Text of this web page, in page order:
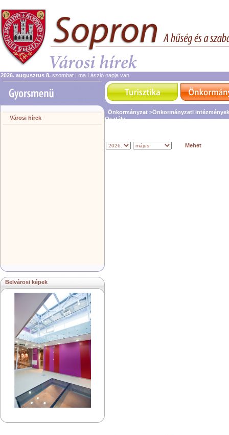
2026. augusztus 8. szombat | ma László napja van
Városi hírek
Belvárosi képek
Önkormányzat >Önkormányzati
Osztály